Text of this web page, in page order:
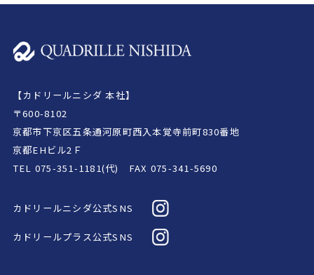
【カドリールニシダ 本社】
〒600-8102
京都市下京区五条通河原町西入本覚寺前町830番地
京都EHビル2Ｆ
TEL 075-351-1181(代) FAX 075-341-5690
カドリールニシダ公式SNS
カドリールプラス公式SNS